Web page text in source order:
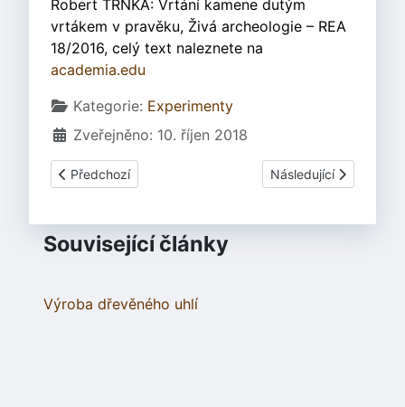
Robert TRNKA: Vrtání kamene dutým
vrtákem v pravěku, Živá archeologie – REA
18/2016, celý text naleznete na
academia.edu
Základní údaje
Kategorie: Experimenty
Zveřejněno: 10. říjen 2018
Předchozí článek: Rekonstrukce lebky ženy z doby před
Předchozí Další článek:
Následující
Související články
Výroba dřevěného uhlí